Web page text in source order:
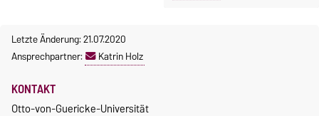
Letzte Änderung: 21.07.2020
Ansprechpartner:
Katrin Holz
KONTAKT
Otto-von-Guericke-Universität